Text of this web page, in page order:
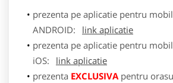
prezenta pe aplicatie pentru
ANDROID:
link aplicatie
prezenta pe aplicatie pentru
iOS:
link aplicatie
prezenta EXCLUSIVApentru